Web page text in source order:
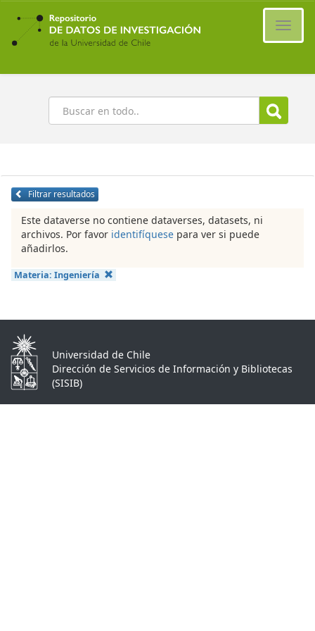
Ir
contenido
principal
Buscar
Filtrar resultados
Este dataverse no contiene dataverses, datasets, ni
archivos. Por favor identifíquese para ver si puede
añadirlos.
Materia: Ingeniería
Universidad de Chile
Dirección de Servicios de Información y Bibliotecas
(SISIB)